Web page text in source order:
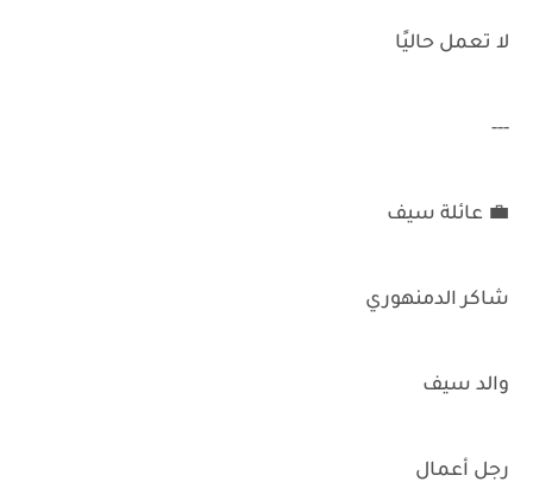
لا تعمل حاليًا
---
💼 عائلة سيف
شاكر الدمنهوري
والد سيف
رجل أعمال